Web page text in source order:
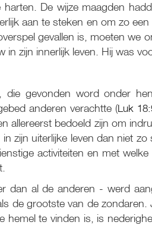
De wijze maagden
aan te steken en om zo
gevallen is, moeten we
zijn innerlijk leven. Hij was
gevonden word onder
anderen verachtte (Luk
allereerst bedoeld zijn om
zijn uiterlijke leven dan niet
activiteiten en met
dan al de anderen - werd
de grootste van de
hemel te vinden is, is